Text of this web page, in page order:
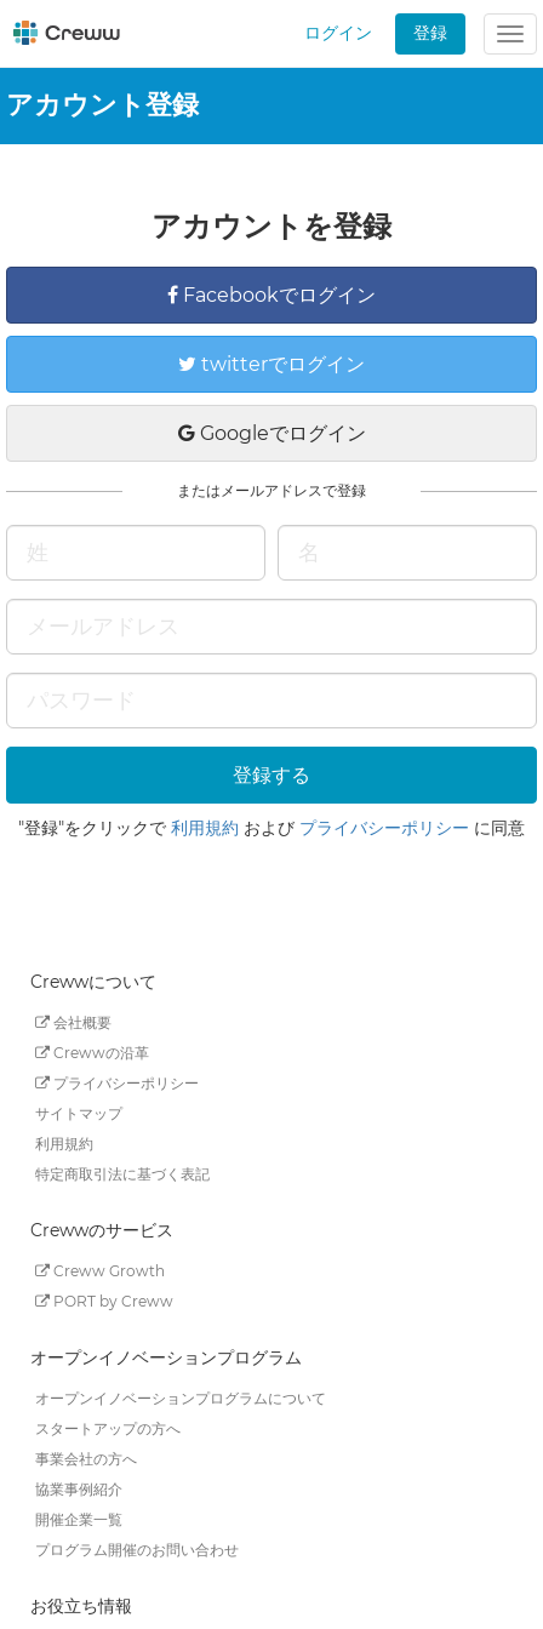
ログイン 登録
アカウント登録
アカウントを登録
Facebookでログイン
twitterでログイン
Googleでログイン
またはメールアドレスで登録
"登録"をクリックで 利用規約 および プライバシーポリシー に同意
Crewwについて
会社概要
Crewwの沿革
プライバシーポリシー
サイトマップ
利用規約
特定商取引法に基づく表記
Crewwのサービス
Creww Growth
PORT by Creww
オープンイノベーションプログラム
オープンイノベーションプログラムについて
スタートアップの方へ
事業会社の方へ
協業事例紹介
開催企業一覧
プログラム開催のお問い合わせ
お役立ち情報